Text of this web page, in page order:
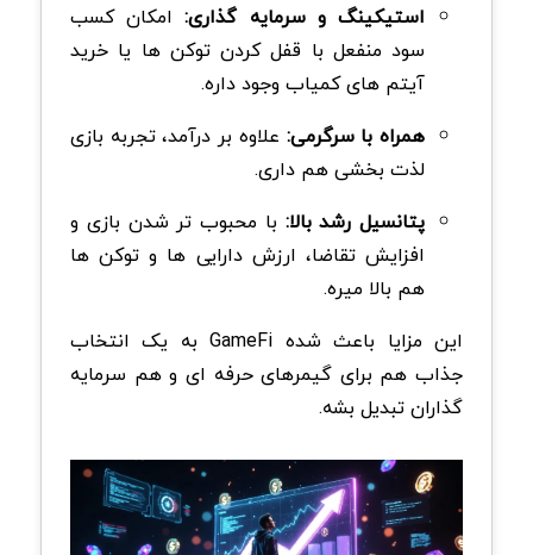
استیکینگ و سرمایه گذاری:امکان کسب
سود منفعل با قفل کردن توکن ها یا خرید
آیتم های کمیاب وجود داره.
همراه با سرگرمی: علاوه بر درآمد، تجربه بازی
لذت بخشی هم داری.
پتانسیل رشد بالا: با محبوب تر شدن بازی و
افزایش تقاضا، ارزش دارایی ها و توکن ها
هم بالا میره.
این مزایا باعث شده GameFi به یک انتخاب
جذاب هم برای گیمرهای حرفه ای و هم سرمایه
گذاران تبدیل بشه.